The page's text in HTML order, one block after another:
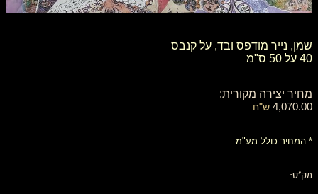
שמן, נייר מודפס ובד, על קנבס
40 על 50 ס"מ
מחיר יצירה מקורית:
4,070.00 ש"ח
* המחיר כולל מע"מ
מק"ט: